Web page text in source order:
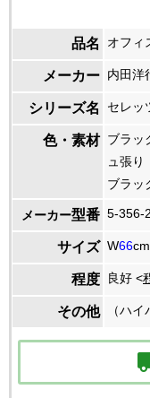
品名 オフィ
メーカー 内田洋
シリーズ名 セレッ
色・素材 ブラッ
ュ張
ブラッ
メーカー型番 5-356-
サイズ W66
程度 良好 <
その他 （ハ